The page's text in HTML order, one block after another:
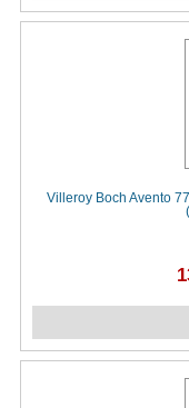
Villeroy Boch Avento